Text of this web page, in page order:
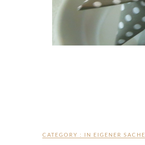
CATEGORY : IN EIGENER SACHE